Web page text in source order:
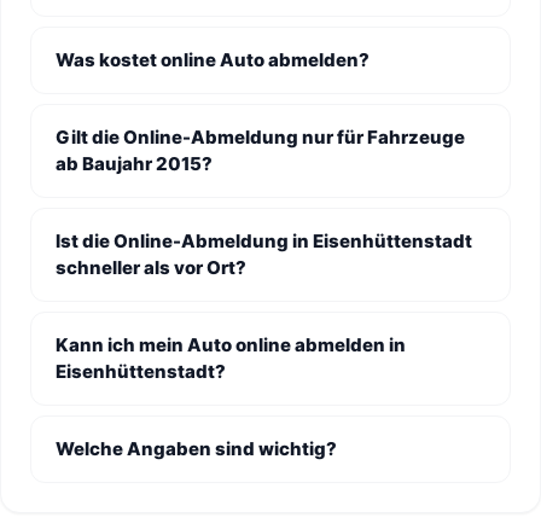
Was kostet online Auto abmelden?
Gilt die Online-Abmeldung nur für Fahrzeuge
ab Baujahr 2015?
Ist die Online-Abmeldung in Eisenhüttenstadt
schneller als vor Ort?
Kann ich mein Auto online abmelden in
Eisenhüttenstadt?
Welche Angaben sind wichtig?